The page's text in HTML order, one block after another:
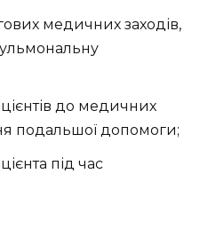
медичних заходів,
до медичних
подальшої допомоги;
під час